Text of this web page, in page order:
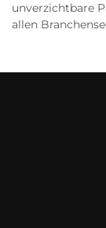
unverzichtbare
allen